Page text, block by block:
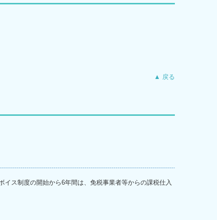
▲ 戻る
ス制度の開始から6年間は、免税事業者等からの課税仕入